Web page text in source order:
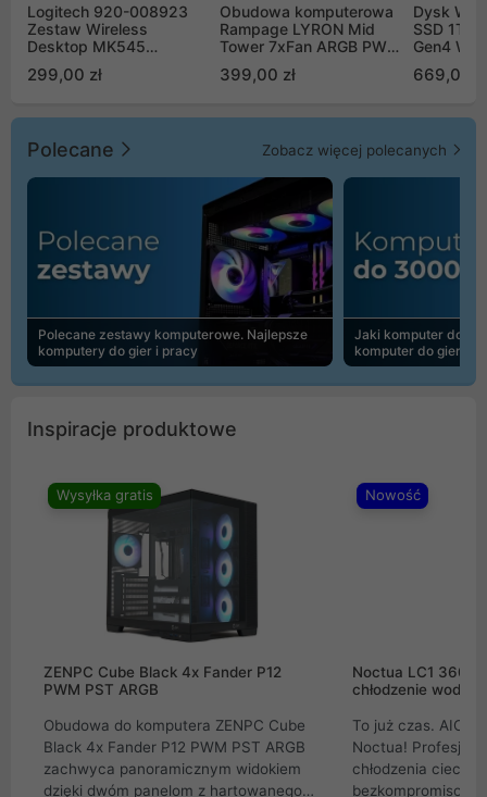
Logitech 920-008923
Zestaw Wireless
Desktop MK545
299,00 zł
Obudowa komputerowa
Rampage LYRON Mid
Tower 7xFan ARGB PWM
399,00 zł
Dysk WD
SSD 1TB
Gen4
669,00
Polecane Zobacz więcej polecanych
Polecane zestawy komputerowe. Najlepsze
komputery do gier i pracy
Jaki komputer do
komputer do gier |
Inspiracje produktowe
Wysyłka gratis
ZENPC Cube Black 4x Fander P12
PWM PST ARGB
Obudowa do komputera ZENPC Cube
Black 4x Fander P12 PWM PST ARGB
zachwyca panoramicznym widokiem
dzięki dwóm panelom z hartowanego
Nowość
Noctua LC1
chłodzenie wodne
To już czas. AIO
Noctua!
chłodzenia cieczą